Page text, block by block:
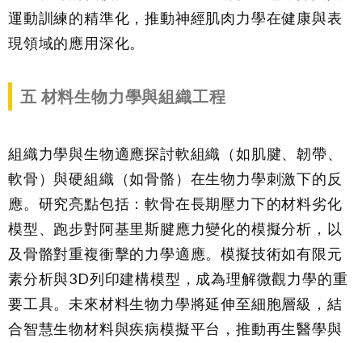
運動訓練的精準化，推動神經肌肉力學在健康與表
現領域的應用深化。
五 材料生物力學與組織工程
組織力學與生物適應探討軟組織（如肌腱、韌帶、
軟骨）與硬組織（如骨骼）在生物力學刺激下的反
應。研究亮點包括：軟骨在長期壓力下的材料劣化
模型、跑步對阿基里斯腱應力變化的模擬分析，以
及骨骼對重複衝擊的力學適應。模擬技術如有限元
素分析與3D列印建構模型，成為理解微觀力學的重
要工具。未來材料生物力學將延伸至細胞層級，結
合智慧生物材料與疾病模擬平台，推動再生醫學與